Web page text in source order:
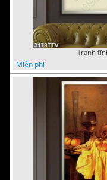
Miễn phí